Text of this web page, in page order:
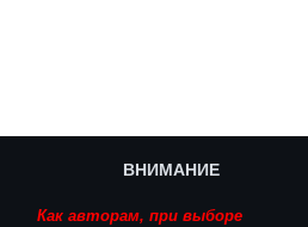
ВНИМАНИЕ
Как авторам, при выборе